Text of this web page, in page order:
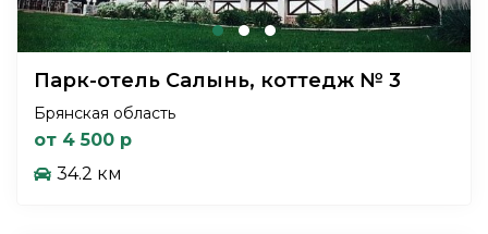
Парк-отель Салынь, коттедж № 3
Брянская область
от 4 500 р
34.2 км